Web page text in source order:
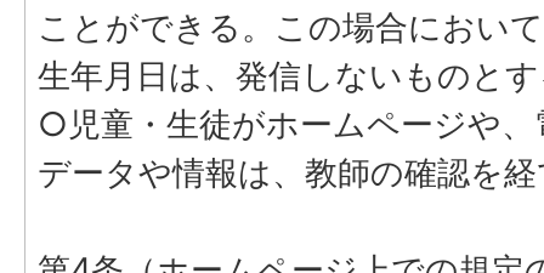
ことができる。この場合におい
生年月日は、発信しないものと
○児童・生徒がホームページや
データや情報は、教師の確認を